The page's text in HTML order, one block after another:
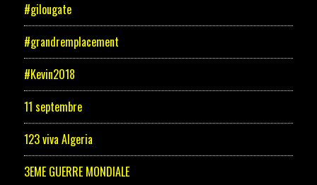
#gilougate
#grandremplacement
#Kevin2018
11 septembre
123 viva Algeria
3EME GUERRE MONDIALE